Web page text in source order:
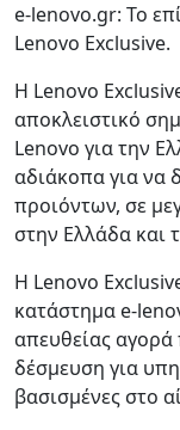
e-lenovo.gr: Το
Lenovo Exclusive.
H Lenovo
αποκλειστικό
Lenovo για την
αδιάκοπα για να
προιόντων, σε
στην Ελλάδα και
Η Lenovo
κατάστημα e-
απευθείας αγορά
δέσμευση για
βασισμένες στο